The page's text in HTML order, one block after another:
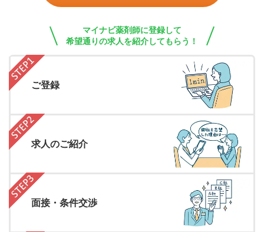
マイナビ薬剤師に登録して
希望通りの求人を紹介してもらう！
ご登録
求人のご紹介
面接・条件交渉